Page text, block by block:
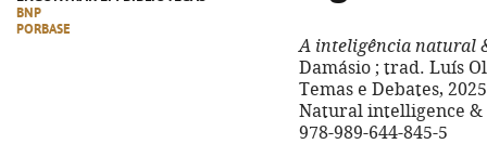
BNP
PORBASE
A inteligência natural
Damásio ; trad. Luís
Temas e Debates,
Natural intelligence &
978-989-644-845-5